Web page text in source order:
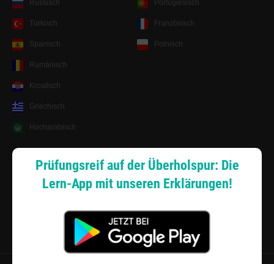
Prüfungsreif auf der Überholspur: Die
Lern-App mit unseren Erklärungen!
Russisch
Türkisch
Spanisch
Portugiesisch
Französisch
Polnisch
Rumänisch
Kroatisch
Griechisch
Hocharabisch
Lernsystem
Android App